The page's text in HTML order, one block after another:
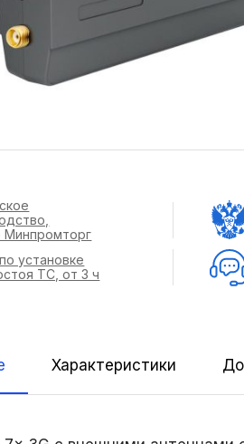
Характеристики
Минпромторг
установке
ТС, от 3 ч